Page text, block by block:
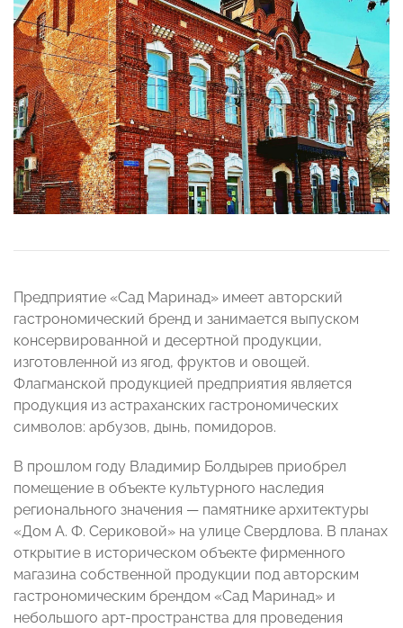
Предприятие «Сад Маринад» имеет авторский
гастрономический бренд и занимается выпуском
консервированной и десертной продукции,
изготовленной из ягод, фруктов и овощей.
Флагманской продукцией предприятия является
продукция из астраханских гастрономических
символов: арбузов, дынь, помидоров.
В прошлом году Владимир Болдырев приобрел
помещение в объекте культурного наследия
регионального значения — памятнике архитектуры
«Дом А. Ф. Сериковой» на улице Свердлова. В планах
открытие в историческом объекте фирменного
магазина собственной продукции под авторским
гастрономическим брендом «Сад Маринад» и
небольшого арт-пространства для проведения